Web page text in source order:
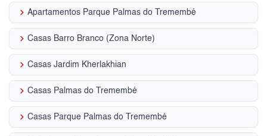
keyboard_arrow_right Apartamentos Parque Palmas do Tremembé
keyboard_arrow_right Casas Barro Branco (Zona Norte)
keyboard_arrow_right Casas Jardim Kherlakhian
keyboard_arrow_right Casas Palmas do Tremembé
keyboard_arrow_right Casas Parque Palmas do Tremembé